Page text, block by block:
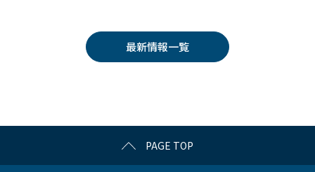
k
erk
et
n
a
最新情報一覧
PAGE TOP